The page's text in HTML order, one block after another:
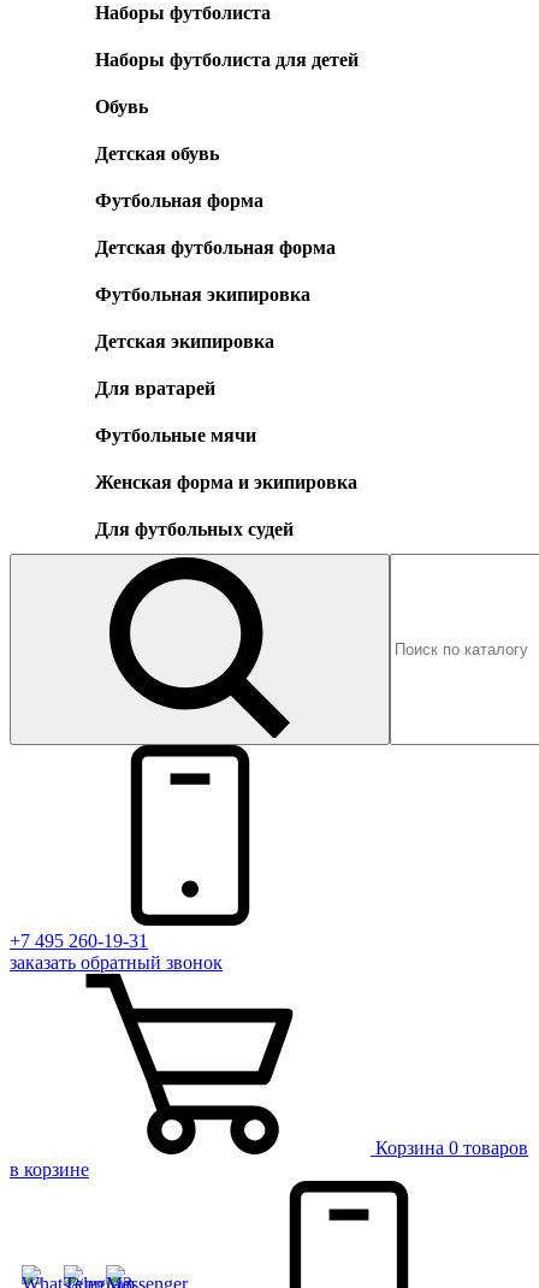
Наборы футболиста
Наборы футболиста для детей
Обувь
Детская обувь
Футбольная форма
Детская футбольная форма
Футбольная экипировка
Детская экипировка
Для вратарей
Футбольные мячи
Женская форма и экипировка
Для футбольных судей
+7 495 260-19-31
заказать обратный звонок
Корзина 0 товаров
в корзине